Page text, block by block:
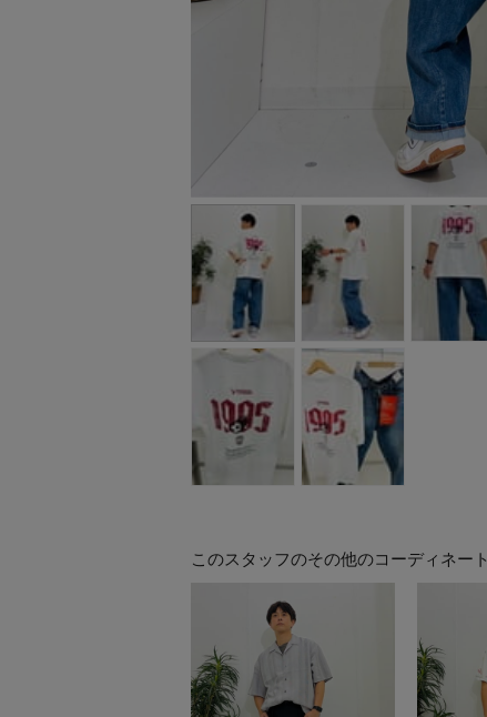
このスタッフのその他のコーディネート